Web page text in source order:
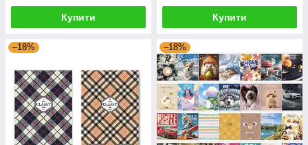
Купити Купити
–18% –18%